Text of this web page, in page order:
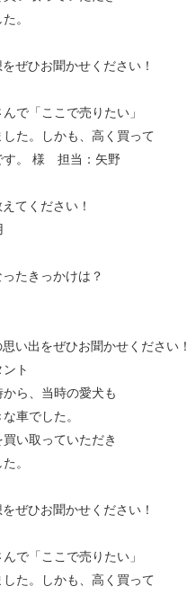
。
ぜひお聞かせください！
で「ここで売りたい」
た。しかも、高く買って
す。 様 担当：矢野
てください！
たきっかけは？
い出をぜひお聞かせください！
ト
ら、当時の愛犬も
車でした。
い取っていただき
。
ぜひお聞かせください！
で「ここで売りたい」
た。しかも、高く買って